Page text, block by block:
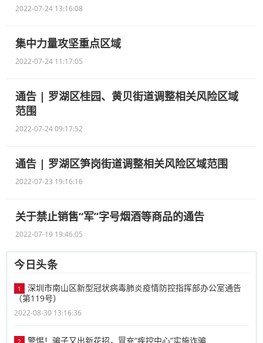
2022-07-24 13:16:08
集中力量攻坚重点区域
2022-07-24 11:17:05
通告 | 罗湖区桂园、黄贝街道调整相关风险区域
范围
2022-07-24 09:17:52
通告 | 罗湖区笋岗街道调整相关风险区域范围
2022-07-23 19:16:16
关于禁止销售“军”字号烟酒等商品的通告
2022-07-19 19:46:05
今日头条
1
深圳市南山区新型冠状病毒肺炎疫情防控指挥部办公室通告
（第119号）
2022-08-30 13:16:36
2 警惕！骗子又出新花招，冒充“疾控中心”实施诈骗